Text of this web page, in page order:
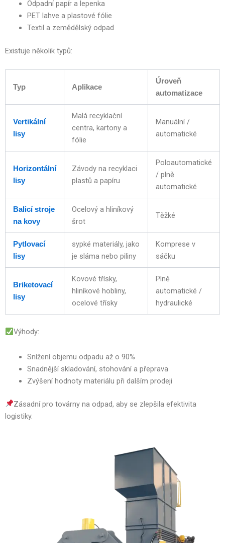
Odpadní papír a lepenka
PET lahve a plastové fólie
Textil a zemědělský odpad
Existuje několik typů:
Typ Aplikace
Úroveň
automatizace
Vertikální
lisy
Malá recyklační
centra, kartony a
fólie
Manuální /
automatické
Horizontální
lisy
Závody na recyklaci
plastů a papíru
Poloautomatické
/ plně
automatické
Balicí stroje
na kovy
Ocelový a hliníkový
šrot
Těžké
Pytlovací
lisy
sypké materiály, jako
je sláma nebo piliny
Komprese v
sáčku
Briketovací
lisy
Kovové třísky,
hliníkové hobliny,
ocelové třísky
Plně
automatické /
hydraulické
Výhody:
Snížení objemu odpadu až o 90%
Snadnější skladování, stohování a přeprava
Zvýšení hodnoty materiálu při dalším prodeji
Zásadní pro továrny na odpad, aby se zlepšila efektivita
logistiky.